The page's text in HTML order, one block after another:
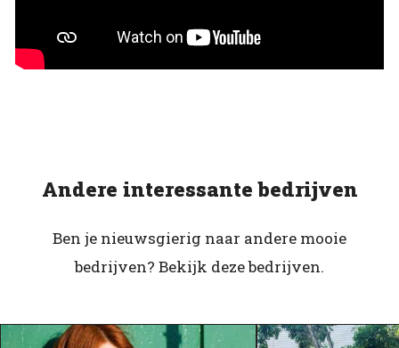
Andere interessante bedrijven
Ben je nieuwsgierig naar andere mooie
bedrijven? Bekijk deze bedrijven.